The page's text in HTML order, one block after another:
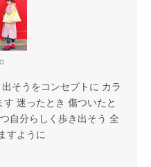
そうをコンセプトに カラ
迷ったとき 傷ついたと
自分らしく歩き出そう 全
すように